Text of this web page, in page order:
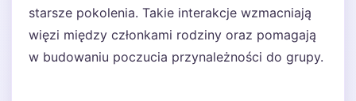
starsze pokolenia. Takie interakcje wzmacniają
więzi między członkami rodziny oraz pomagają
w budowaniu poczucia przynależności do grupy.